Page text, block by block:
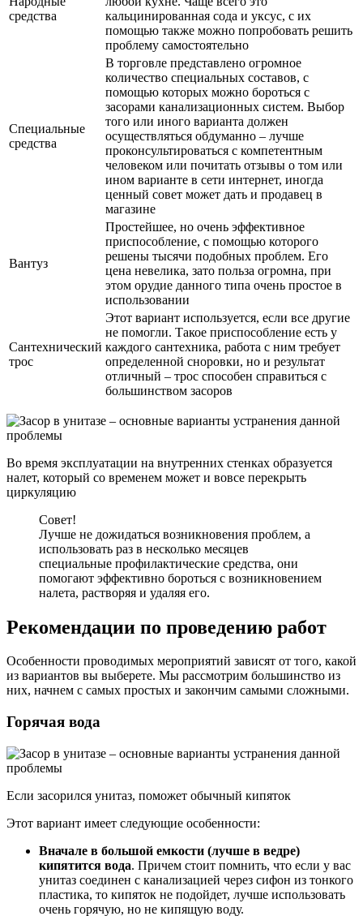
средства
кальцинированная сода и уксус, с их
помощью также можно попробовать решить
проблему самостоятельно
Специальные
средства
В торговле представлено огромное
количество специальных составов, с
помощью которых можно бороться с
засорами канализационных систем. Выбор
того или иного варианта должен
осуществляться обдуманно – лучше
проконсультироваться с компетентным
человеком или почитать отзывы о том или
ином варианте в сети интернет, иногда
ценный совет может дать и продавец в
магазине
Вантуз
Простейшее, но очень эффективное
приспособление, с помощью которого
решены тысячи подобных проблем. Его
цена невелика, зато польза огромна, при
этом орудие данного типа очень простое в
использовании
Сантехнический
трос
Этот вариант используется, если все другие
не помогли. Такое приспособление есть у
каждого сантехника, работа с ним требует
определенной сноровки, но и результат
отличный – трос способен справиться с
большинством засоров
Во время эксплуатации на внутренних стенках образуется
налет, который со временем может и вовсе перекрыть
циркуляцию
Совет!
Лучше не дожидаться возникновения проблем, а
использовать раз в несколько месяцев
специальные профилактические средства, они
помогают эффективно бороться с возникновением
налета, растворяя и удаляя его.
Рекомендации по проведению работ
Особенности проводимых мероприятий зависят от того, какой
из вариантов вы выберете. Мы рассмотрим большинство из
них, начнем с самых простых и закончим самыми сложными.
Горячая вода
Если засорился унитаз, поможет обычный кипяток
Этот вариант имеет следующие особенности:
Вначале в большой емкости (лучше в ведре)
кипятится вода. Причем стоит помнить, что если у вас
унитаз соединен с канализацией через сифон из тонкого
пластика, то кипяток не подойдет, лучше использовать
очень горячую, но не кипящую воду.